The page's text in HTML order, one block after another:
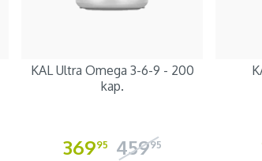
KAL Ultra Omega 3-6-9 - 200
kap.
36995 45995